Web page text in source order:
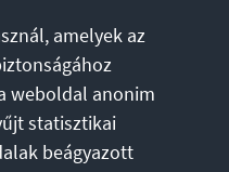
amelyek az
weboldal anonim
statisztikai
beágyazott